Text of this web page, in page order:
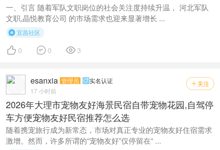
一、引言 随着军队文职岗位的社会关注度持续升温， 河北军队
文职,晶悦教育公司 的市场需求也迎来显著增长 ...
宜昌社区
 0  0 3
 关注
esanxia 管理员 实名认证
17 小时前
2026年大理市宠物友好海景民宿自带宠物花园,自驾停
车方便宠物友好民宿推荐怎么选
随着携宠旅行成为新常态，市场对真正专业的宠物友好住宿需求
激增。然而，许多所谓的“宠物友好”仅停留在“ ...